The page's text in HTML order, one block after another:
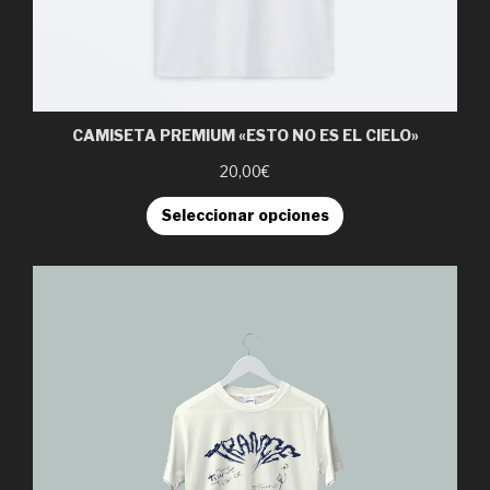
CAMISETA PREMIUM «ESTO NO ES EL CIELO»
20,00€
Seleccionar opciones